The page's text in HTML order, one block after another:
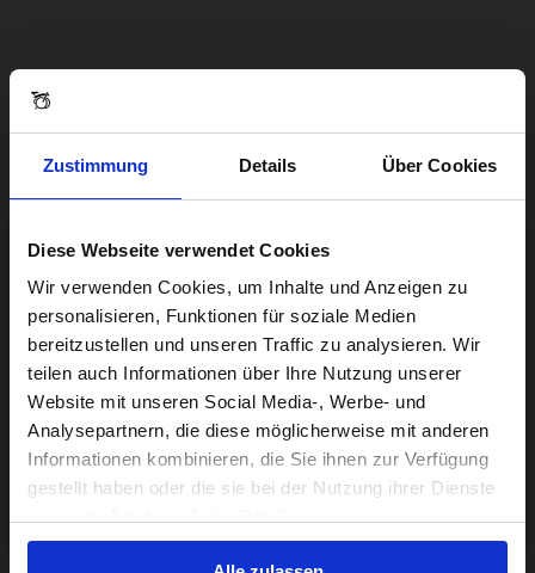
Zustimmung Details Über Cookies
Diese Webseite verwendet Cookies
Wir verwenden Cookies, um Inhalte und Anzeigen zu
personalisieren, Funktionen für soziale Medien
bereitzustellen und unseren Traffic zu analysieren. Wir
teilen auch Informationen über Ihre Nutzung unserer
Website mit unseren Social Media-, Werbe- und
Analysepartnern, die diese möglicherweise mit anderen
Informationen kombinieren, die Sie ihnen zur Verfügung
gestellt haben oder die sie bei der Nutzung ihrer Dienste
Visiting from the United States?
For a better experience, please visit our:
US website
No, stay here